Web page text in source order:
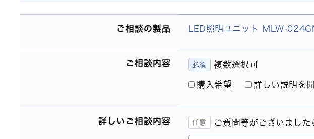
ご相談の製品 LED照明ユニット MLW-
ご相談内容 複数選択可
購入希望 詳しい説明を
詳しいご相談内容 ご質問等がございまし